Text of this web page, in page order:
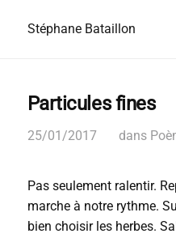
Stéphane Bataillon
Particules fines
25/01/2017 dans
Pas seulement ralentir.
marche à notre rythme.
bien choisir les herbes.